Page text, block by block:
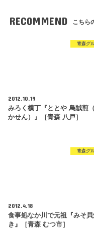
RECOMMEND こちら
青森グ
2012.10.19
みろく横丁『ととや 烏賊煎
かせん）』［青森 八戸］
青森グ
2012.4.18
食事処なか川で元祖『みそ
き』［青森 むつ市］